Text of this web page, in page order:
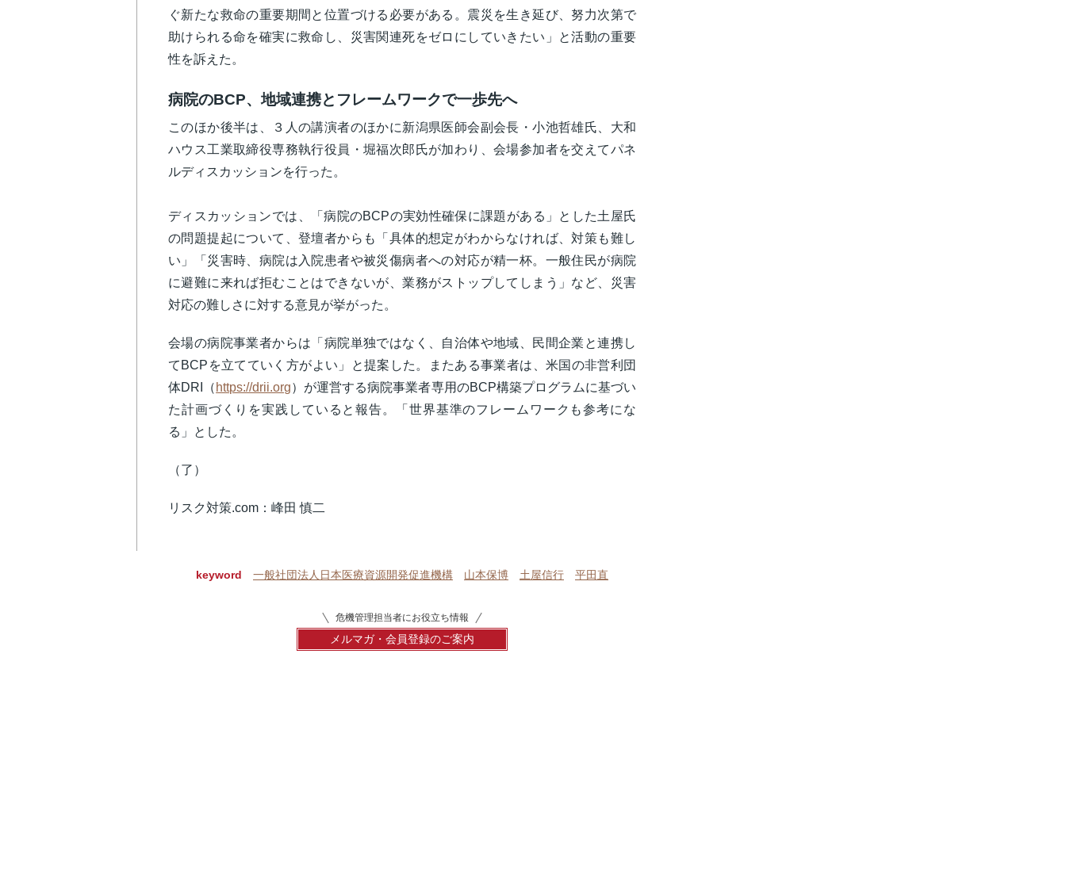
ぐ新たな救命の重要期間と位置づける必要がある。震災を生き延び、努力次第で
助けられる命を確実に救命し、災害関連死をゼロにしていきたい」と活動の重要
性を訴えた。
病院のBCP、地域連携とフレームワークで一歩先へ
このほか後半は、３人の講演者のほかに新潟県医師会副会長・小池哲雄氏、大和
ハウス工業取締役専務執行役員・堀福次郎氏が加わり、会場参加者を交えてパネ
ルディスカッションを行った。
ディスカッションでは、「病院のBCPの実効性確保に課題がある」とした土屋氏
の問題提起について、登壇者からも「具体的想定がわからなければ、対策も難し
い」「災害時、病院は入院患者や被災傷病者への対応が精一杯。一般住民が病院
に避難に来れば拒むことはできないが、業務がストップしてしまう」など、災害
対応の難しさに対する意見が挙がった。
会場の病院事業者からは「病院単独ではなく、自治体や地域、民間企業と連携し
てBCPを立てていく方がよい」と提案した。またある事業者は、米国の非営利団
体DRI（ https://drii.org）が運営する病院事業者専用のBCP構築プログラムに基づい
た計画づくりを実践していると報告。「世界基準のフレームワークも参考にな
る」とした。
（了）
リスク対策.com：峰田 慎二
keyword 一般社団法人日本医療資源開発促進機構 山本保博 土屋信行 平田直
危機管理担当者にお役立ち情報
メルマガ・会員登録のご案内